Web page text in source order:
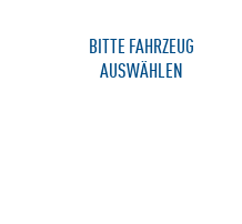
BITTE FAHRZEUG
AUSWÄHLEN